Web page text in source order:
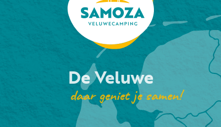
De Veluwe
daar geniet je samen!